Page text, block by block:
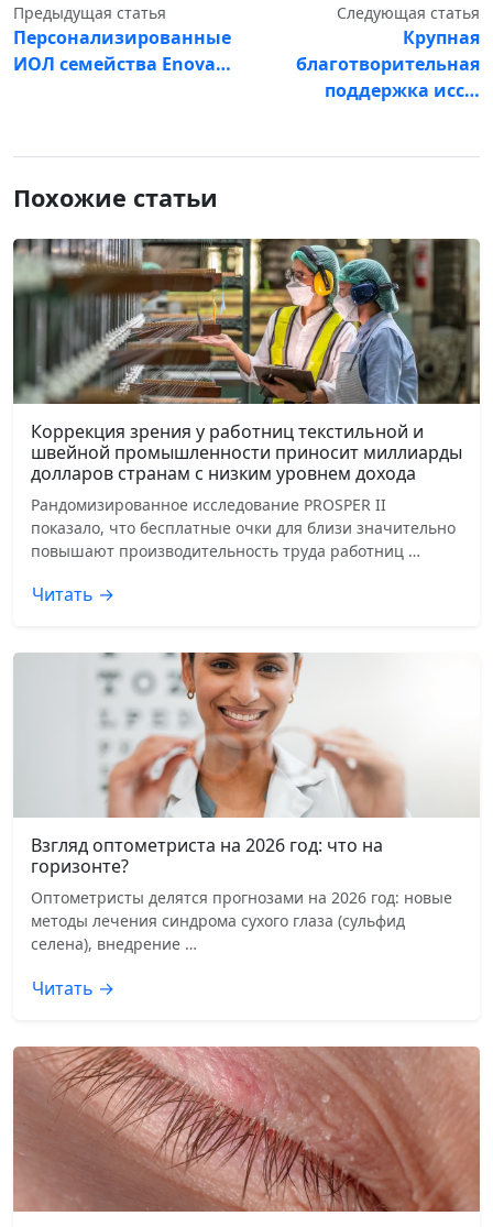
Предыдущая статья
Персонализированные
ИОЛ семейства Enova…
Следующая статья
Крупная
благотворительная
поддержка исс…
Похожие статьи
Коррекция зрения у работниц текстильной и
швейной промышленности приносит миллиарды
долларов странам с низким уровнем дохода
Рандомизированное исследование PROSPER II
показало, что бесплатные очки для близи значительно
повышают производительность труда работниц …
Читать →
Взгляд оптометриста на 2026 год: что на
горизонте?
Оптометристы делятся прогнозами на 2026 год: новые
методы лечения синдрома сухого глаза (сульфид
селена), внедрение …
Читать →